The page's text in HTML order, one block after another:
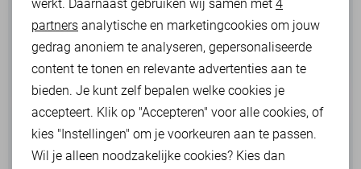
Analytische cookies
Marketing cookies
werkt. Daarnaast gebruiken wij samen met 4
partners analytische en marketingcookies om jouw
gedrag anoniem te analyseren, gepersonaliseerde
content te tonen en relevante advertenties aan te
bieden. Je kunt zelf bepalen welke cookies je
accepteert. Klik op "Accepteren" voor alle cookies, of
kies "Instellingen" om je voorkeuren aan te passen.
Wil je alleen noodzakelijke cookies? Kies dan